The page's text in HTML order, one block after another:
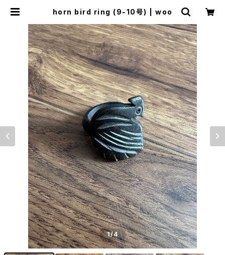
horn bird ring (9-10号) | woo
1/4